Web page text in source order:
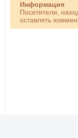
Информация
Посетители,
оставлять